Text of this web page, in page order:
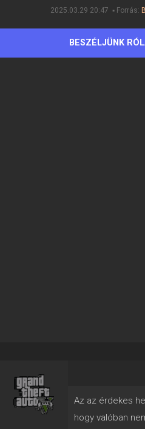
2025.03.29 20:47 ▪ Forrás:
BESZÉLJÜNK
Az az érdekes
hogy valóban